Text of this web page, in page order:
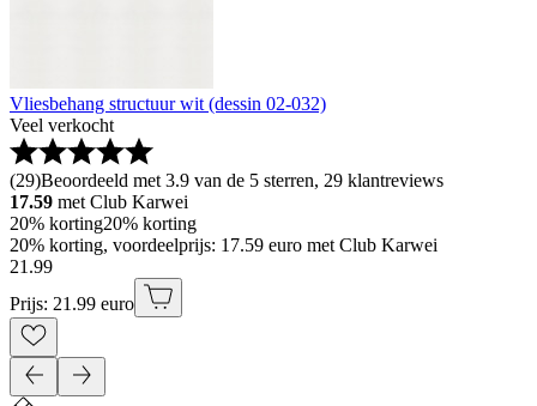
Vliesbehang structuur wit (dessin 02-032)
Veel verkocht
(29)Beoordeeld met 3.9 van de 5 sterren, 29 klantreviews
17.59 met Club Karwei
20% korting20% korting
20% korting, voordeelprijs: 17.59 euro met Club Karwei
21 .99
Prijs: 21.99 euro